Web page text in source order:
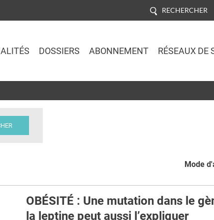
RECHERCHER
DOSSIERS ABONNEMENT RÉSEAUX DE
Mode
OBÉSITÉ : Une mutation dans le
la leptine peut aussi l’expliquer